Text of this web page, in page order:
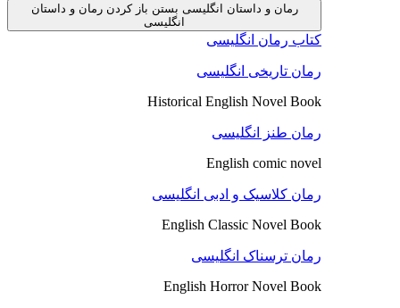
رمان و داستان انگلیسی بستن باز کردن رمان و داستان
انگلیسی
کتاب رمان انگلیسی
رمان تاریخی انگلیسی
Historical English Novel Book
رمان طنز انگلیسی
English comic novel
رمان کلاسیک و ادبی انگلیسی
English Classic Novel Book
رمان ترسناک انگلیسی
English Horror Novel Book